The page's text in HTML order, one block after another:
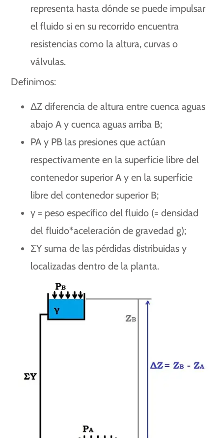
representa hasta dónde se puede impulsar
el fluido si en su recorrido encuentra
resistencias como la altura, curvas o
válvulas.
Definimos:
ΔZ diferencia de altura entre cuenca aguas
abajo A y cuenca aguas arriba B;
PA y PB las presiones que actúan
respectivamente en la superficie libre del
contenedor superior A y en la superficie
libre del contenedor superior B;
γ = peso específico del fluido (= densidad
del fluido*aceleración de gravedad g);
ΣY suma de las pérdidas distribuidas y
localizadas dentro de la planta.